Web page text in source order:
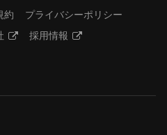
約
プライバシーポリシー
採用情報